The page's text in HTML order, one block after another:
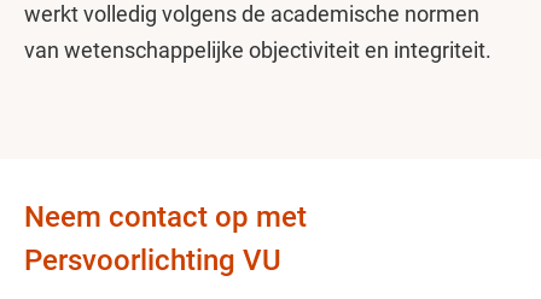
werkt volledig volgens de academische normen
van wetenschappelijke objectiviteit en integriteit.
Neem contact op met
Persvoorlichting VU